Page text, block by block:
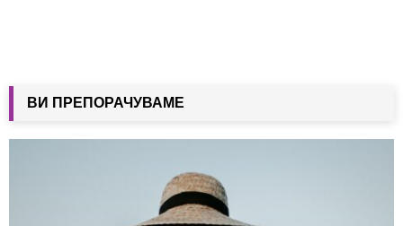
ВИ ПРЕПОРАЧУВАМЕ